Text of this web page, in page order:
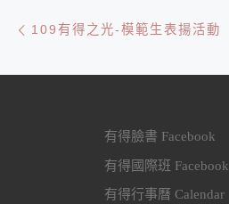
文章導航
109有得之光-模範生表揚活動
有得臉書 Facebook
有得國際班 Facebook
有得行事曆 Calendar